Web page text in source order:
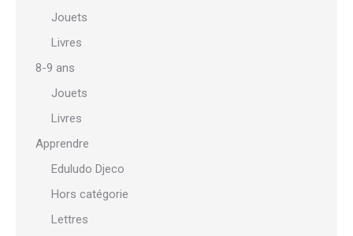
Jouets
Livres
8-9 ans
Jouets
Livres
Apprendre
Eduludo Djeco
Hors catégorie
Lettres